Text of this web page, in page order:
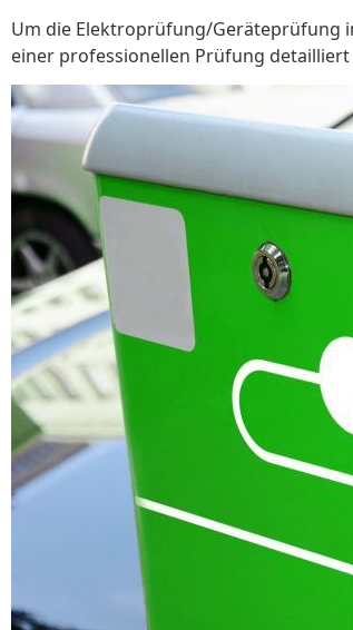
Um die Elektroprüfung/Geräteprüfung
einer professionellen Prüfung